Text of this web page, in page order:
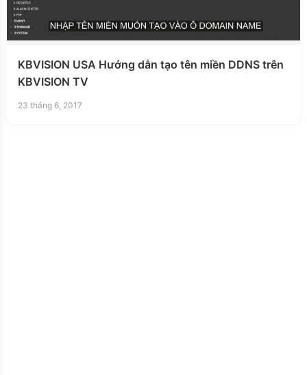
KBVISION USA Hướng dẫn tạo tên miền DDNS trên
KBVISION TV
23 tháng 6, 2017